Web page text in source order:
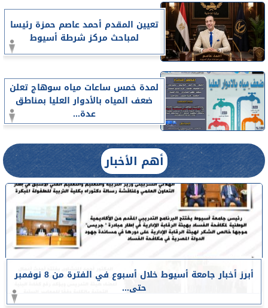
تعيين المقدم أحمد عاصم حمزة رئيسا
لمباحث مركز شرطة أسيوط
لمدة خمس ساعات مياه سوهاج تعلن
ضعف المياه بالأدوار العليا بمناطق
عدة...
أهم الأخبار
أبرز أخبار جامعة أسيوط خلال أسبوع في الفترة من 8 نوفمبر
حتى...